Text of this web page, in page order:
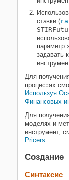
ставки (
параметр
задавать
Для
процессах
Используя
Финансовых
Для
моделях и
инструмент,
Pricers.
Создание
Синтаксис